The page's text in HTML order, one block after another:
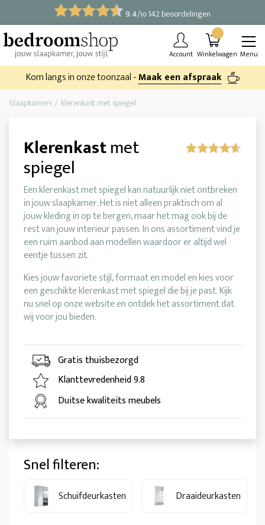
9.4/10 142 beoordelingen
Account Winkelwagen Menu
Kom langs in onze toonzaal -Maak een afspraak
Slaapkamers klerenkast met spiegel
Klerenkastmet
spiegel
Een klerenkast met spiegel kan natuurlijk niet ontbreken
in jouw slaapkamer. Het is niet alleen praktisch om al
jouw kleding in op te bergen, maar het mag ook bij de
rest van jouw interieur passen. In ons assortiment vind je
een ruim aanbod aan modellen waardoor er altijd wel
eentje tussen zit.
Kies jouw favoriete stijl, formaat en model en kies voor
een geschikte klerenkast met spiegel die bij je past. Kijk
nu snel op onze website en ontdek het assortiment dat
wij voor jou bieden.
Gratis thuisbezorgd
Klanttevredenheid 9.8
Duitse kwaliteits meubels
Snel filteren:
Schuifdeurkasten Draaideurkasten